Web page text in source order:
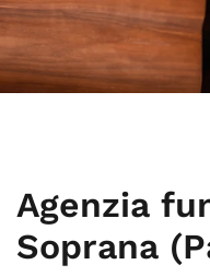
Agenzia
Soprana